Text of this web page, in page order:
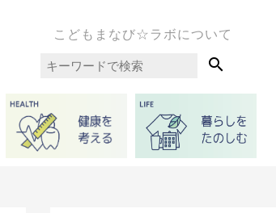
こどもまなび☆ラボについて
